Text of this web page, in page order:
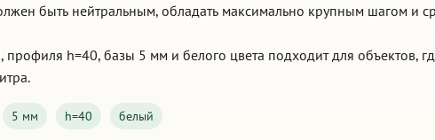
быть нейтральным, обладать максимально крупным шагом и
профиля h=40, базы 5 мм и белого цвета подходит для
5 мм h=40 белый